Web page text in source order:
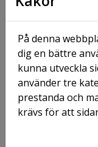
Välkommen till
gårdshus i
forma efter din
skyltfönster, väl
entré mot
På denna
dig en bättre
kunna utveckla
använder tre
prestanda och
krävs för att